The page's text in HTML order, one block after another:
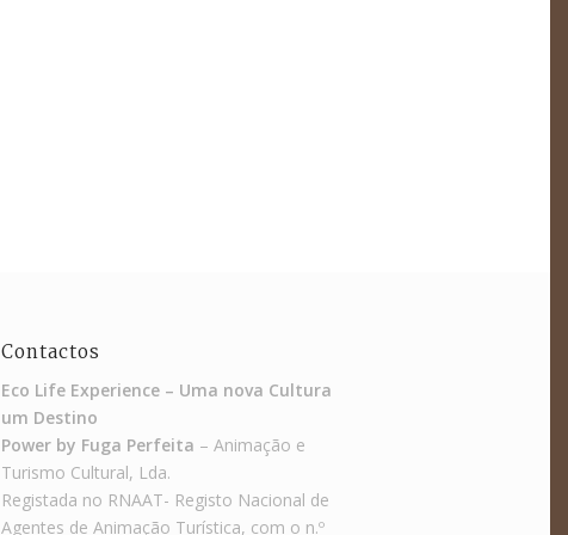
Contactos
Eco Life Experience – Uma nova Cultura
um Destino
Power by Fuga Perfeita – Animação e
Turismo Cultural, Lda.
Registada no RNAAT- Registo Nacional de
Agentes de Animação Turística, com o n.º